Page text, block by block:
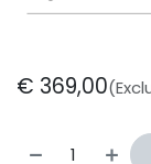
€ 369,00